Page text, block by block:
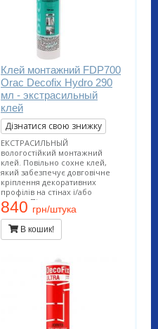
Клей монтажний FDP700
Orac Decofix Hydro 290
мл - экстрасильный
клей
Дізнатися свою знижку
ЕКСТРАСИЛЬНЫЙ
вологостійкий монтажний
клей. Повільно сохне клей,
який забезпечує довговічне
кріплення декоративних
профілів на стінах і/або
стелях. Підходить для
проведення внутрішніх робіт і
застосування на пористих
поверхнях. Застосовується у
вологих приміщеннях (ванних.
Витрата тюбика на 10-12
метрів погонних.
840 грн/штука
В кошик!